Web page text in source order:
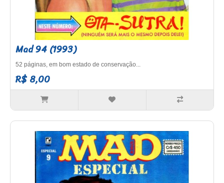
Mad 94 (1993)
52 páginas, em bom estado de conservação...
R$ 8,00